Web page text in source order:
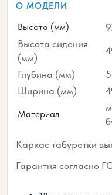
О МОДЕЛИ
Высота (мм)
Высота сидения
(мм)
Глубина (мм)
Ширина (мм)
Материал
Каркас табуретки
Гарантия согласно